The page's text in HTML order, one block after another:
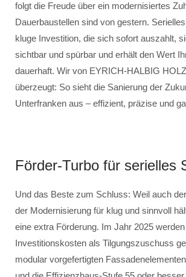
folgt die Freude über ein modernisiertes
Dauerbaustellen sind von gestern.
kluge Investition, die sich sofort auszahlt,
sichtbar und spürbar und erhält den Wert
dauerhaft. Wir von EYRICH-HALBIG
überzeugt: So sieht die Sanierung der
Unterfranken aus – effizient, präzise und
Förder-Turbo für serielles
Und das Beste zum Schluss: Weil auch
der Modernisierung für klug und sinnvoll
eine extra Förderung. Im Jahr 2025
Investitionskosten als Tilgungszuschuss
modular vorgefertigten